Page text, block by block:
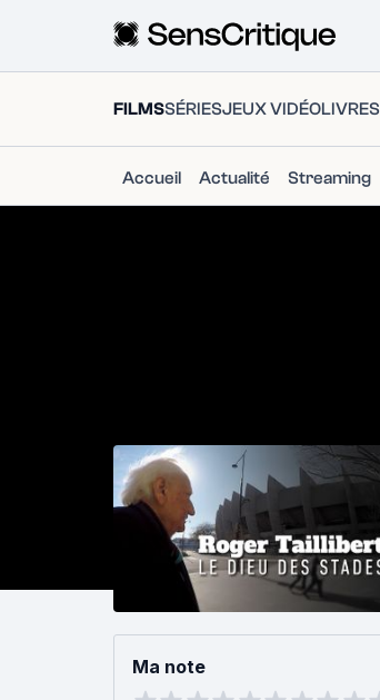
FILMSSÉRIESJEUX VIDÉOLIVRES
Accueil Actualité Streaming
Ma note